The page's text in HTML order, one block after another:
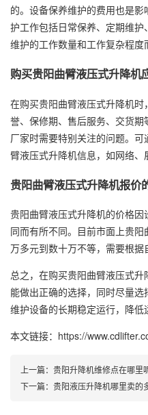
的。设备保养维护的费用也是
护工作包括日常保养、定期维
维护的工作数量和工作复杂程度
购买贵阳曲臂液压式升降机
在购买贵阳曲臂液压式升降机
誉、保修期、售后服务、交货
厂家时需要特别关注的问题。
臂液压式升降机信息，如网络、
贵阳曲臂液压式升降机报价
贵阳曲臂液压式升降机的价格
同而有所不同。目前市面上贵
万多元到数十万不等，需要根据
总之，在购买贵阳曲臂液压式
能做出正确的选择，同时尽量
维护设备的长期稳定运行，降低
本文链接：https://
上一篇： 贵阳升降机维修点在哪里
下一篇： 贵阳液压升降机哪里卖的